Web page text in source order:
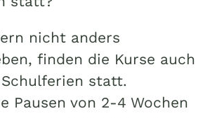
nicht anders
finden die Kurse auch
statt.
Pausen von 2-4 Wochen